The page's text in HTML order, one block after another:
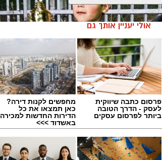
אולי יעניין אותך גם
פרסום כתבה שיווקית
לעסק - הדרך הטובה
ביותר לפרסום עסקים
מחפשים לקנות דירה?
כאן תמצאו את כל
הדירות החדשות למכירה
באשדוד >>>